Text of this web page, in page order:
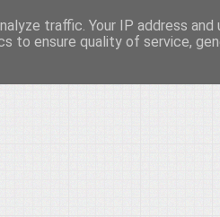
μορφή και έκταση...
traffic. Your IP address and
to ensure quality of service,